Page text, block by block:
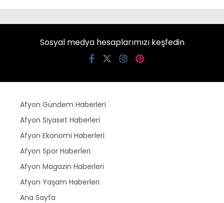
Sosyal medya hesaplarımızı keşfedin
Afyon Gündem Haberleri
Afyon Siyaset Haberleri
Afyon Ekonomi Haberleri
Afyon Spor Haberleri
Afyon Magazin Haberleri
Afyon Yaşam Haberleri
Ana Sayfa